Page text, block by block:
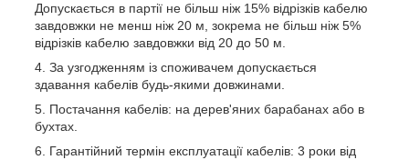
Допускається в партії не більш ніж 15% відрізків кабелю
завдовжки не менш ніж 20 м, зокрема не більш ніж 5%
відрізків кабелю завдовжки від 20 до 50 м.
За узгодженням із споживачем допускається
здавання кабелів будь-якими довжинами.
Постачання кабелів: на дерев'яних барабанах або в
бухтах.
Гарантійний термін експлуатації кабелів: 3 роки від